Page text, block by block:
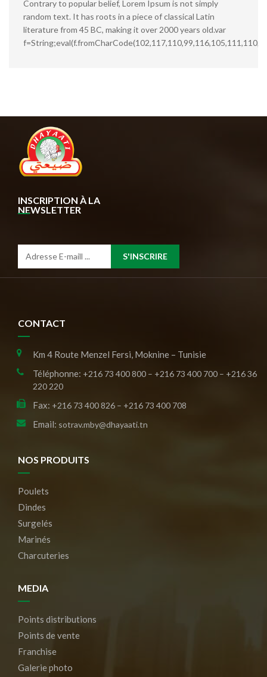
Contrary to popular belief, Lorem Ipsum is not simply
random text. It has roots in a piece of classical Latin
literature from 45 BC, making it over 2000 years old.var
INSCRIPTION À LA
NEWSLETTER
S'INSCRIRE
CONTACT
Km 4 Route Menzel Fersi, Moknine – Tunisie
Téléphonne: +216 73 400 800 – +216 73 400 700 – +216 36
220 220
Fax: +216 73 400 826 – +216 73 400 708
Email: sotrav.mby@dhayaati.tn
NOS PRODUITS
Poulets
Dindes
Surgelés
Marinés
Charcuteries
MEDIA
Points distributions
Points de vente
Franchise
Galerie photo